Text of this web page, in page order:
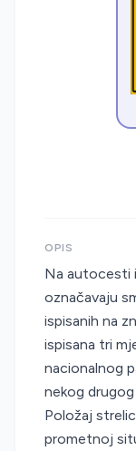
OPIS
Na autocesti
označavaju
ispisanih na
ispisana tri
nacionalnog
nekog
Položaj
prometnoj